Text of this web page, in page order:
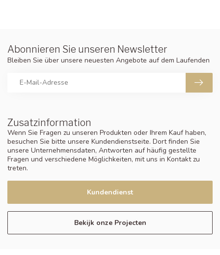
Zusatzinformation
Wenn Sie Fragen zu unseren Produkten oder Ihrem Kauf haben,
besuchen Sie bitte unsere Kundendienstseite. Dort finden Sie
unsere Unternehmensdaten, Antworten auf häufig gestellte
Fragen und verschiedene Möglichkeiten, mit uns in Kontakt zu
treten.
Kundendienst
Bekijk onze Projecten
Abonnieren Sie unseren Newsletter
Bleiben Sie über unsere neuesten Angebote auf dem Laufenden